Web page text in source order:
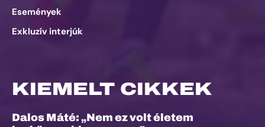
Események
Exkluzív interjúk
KIEMELT CIKKEK
Dalos Máté: „Nem ez volt életem